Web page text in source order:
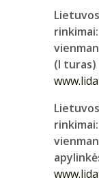
(I turas)